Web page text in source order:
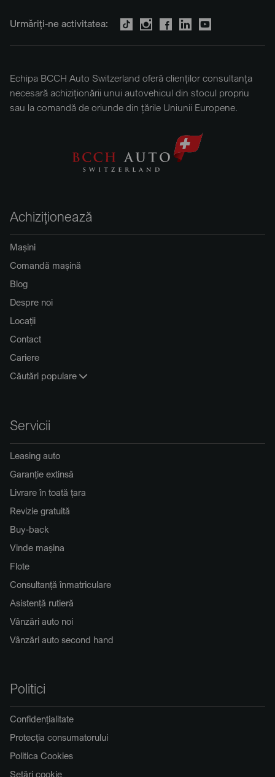
Urmăriți-ne activitatea:
Echipa BCCH Auto Switzerland oferă clienților consultanța
necesară achiziționării unui autovehicul din stocul propriu
sau la comandă de oriunde din țările Uniunii Europene.
Achiziționează
Mașini
Comandă mașină
Blog
Despre noi
Locații
Contact
Cariere
Căutări populare
Servicii
Leasing auto
Garanție extinsă
Livrare în toată țara
Revizie gratuită
Buy-back
Vinde mașina
Flote
Consultanță înmatriculare
Asistență rutieră
Vânzări auto noi
Vânzări auto second hand
Politici
Confidențialitate
Protecția consumatorului
Politica Cookies
Setări cookie